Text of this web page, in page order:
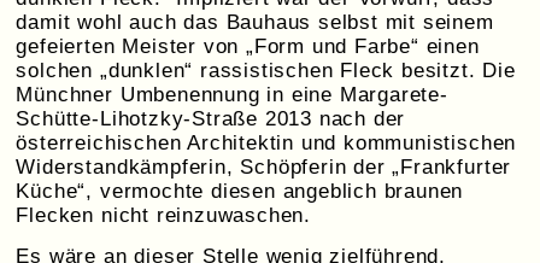
damit wohl auch das Bauhaus selbst mit seinem
gefeierten Meister von „Form und Farbe“ einen
solchen „dunklen“ rassistischen Fleck besitzt. Die
Münchner Umbenennung in eine Margarete-
Schütte-Lihotzky-Straße 2013 nach der
österreichischen Architektin und kommunistischen
Widerstandkämpferin, Schöpferin der „Frankfurter
Küche“, vermochte diesen angeblich braunen
Flecken nicht reinzuwaschen.
Es wäre an dieser Stelle wenig zielführend,